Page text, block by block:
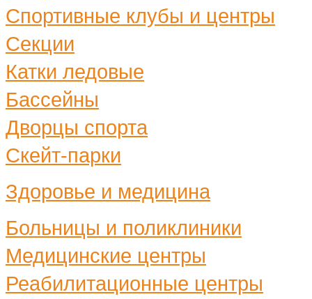
Спортивные клубы и центры
Секции
Катки ледовые
Бассейны
Дворцы спорта
Скейт-парки
Здоровье и медицина
Больницы и поликлиники
Медицинские центры
Реабилитационные центры